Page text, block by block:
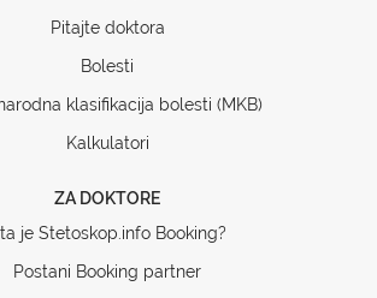
Pitajte doktora
Bolesti
klasifikacija bolesti (MKB)
Kalkulatori
ZA DOKTORE
je Stetoskop.info Booking?
Postani Booking partner